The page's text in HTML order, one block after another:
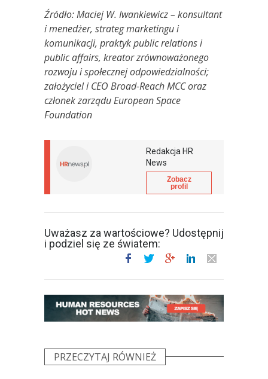
Źródło: Maciej W. Iwankiewicz – konsultant
i menedżer, strateg marketingu i
komunikacji, praktyk public relations i
public affairs, kreator zrównoważonego
rozwoju i społecznej odpowiedzialności;
założyciel i CEO Broad-Reach MCC oraz
członek zarządu European Space
Foundation
Redakcja HR
News
Zobacz
profil
Uważasz za wartościowe? Udostępnij
i podziel się ze światem:
PRZECZYTAJ RÓWNIEŻ